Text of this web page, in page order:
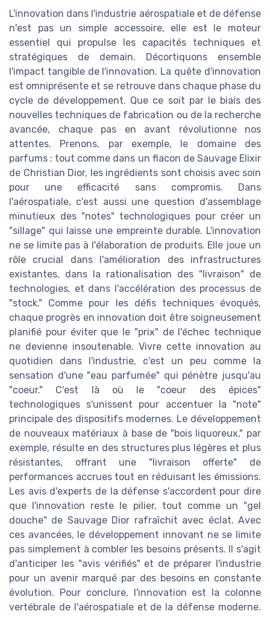
L'innovation dans l'industrie aérospatiale et de défense
n'est pas un simple accessoire, elle est le moteur
essentiel qui propulse les capacités techniques et
stratégiques de demain. Décortiquons ensemble
l'impact tangible de l'innovation. La quête d'innovation
est omniprésente et se retrouve dans chaque phase du
cycle de développement. Que ce soit par le biais des
nouvelles techniques de fabrication ou de la recherche
avancée, chaque pas en avant révolutionne nos
attentes. Prenons, par exemple, le domaine des
parfums : tout comme dans un flacon de Sauvage Elixir
de Christian Dior, les ingrédients sont choisis avec soin
pour une efficacité sans compromis. Dans
l'aérospatiale, c'est aussi une question d'assemblage
minutieux des "notes" technologiques pour créer un
"sillage" qui laisse une empreinte durable. L'innovation
ne se limite pas à l'élaboration de produits. Elle joue un
rôle crucial dans l'amélioration des infrastructures
existantes, dans la rationalisation des "livraison" de
technologies, et dans l'accélération des processus de
"stock." Comme pour les défis techniques évoqués,
chaque progrès en innovation doit être soigneusement
planifié pour éviter que le "prix" de l'échec technique
ne devienne insoutenable. Vivre cette innovation au
quotidien dans l'industrie, c'est un peu comme la
sensation d'une "eau parfumée" qui pénètre jusqu'au
"coeur." C'est là où le "coeur des épices"
technologiques s'unissent pour accentuer la "note"
principale des dispositifs modernes. Le développement
de nouveaux matériaux à base de "bois liquoreux," par
exemple, résulte en des structures plus légères et plus
résistantes, offrant une "livraison offerte" de
performances accrues tout en réduisant les émissions.
Les avis d'experts de la défense s'accordent pour dire
que l'innovation reste le pilier, tout comme un "gel
douche" de Sauvage Dior rafraîchit avec éclat. Avec
ces avancées, le développement innovant ne se limite
pas simplement à combler les besoins présents. Il s'agit
d'anticiper les "avis vérifiés" et de préparer l'industrie
pour un avenir marqué par des besoins en constante
évolution. Pour conclure, l'innovation est la colonne
vertébrale de l'aérospatiale et de la défense moderne.